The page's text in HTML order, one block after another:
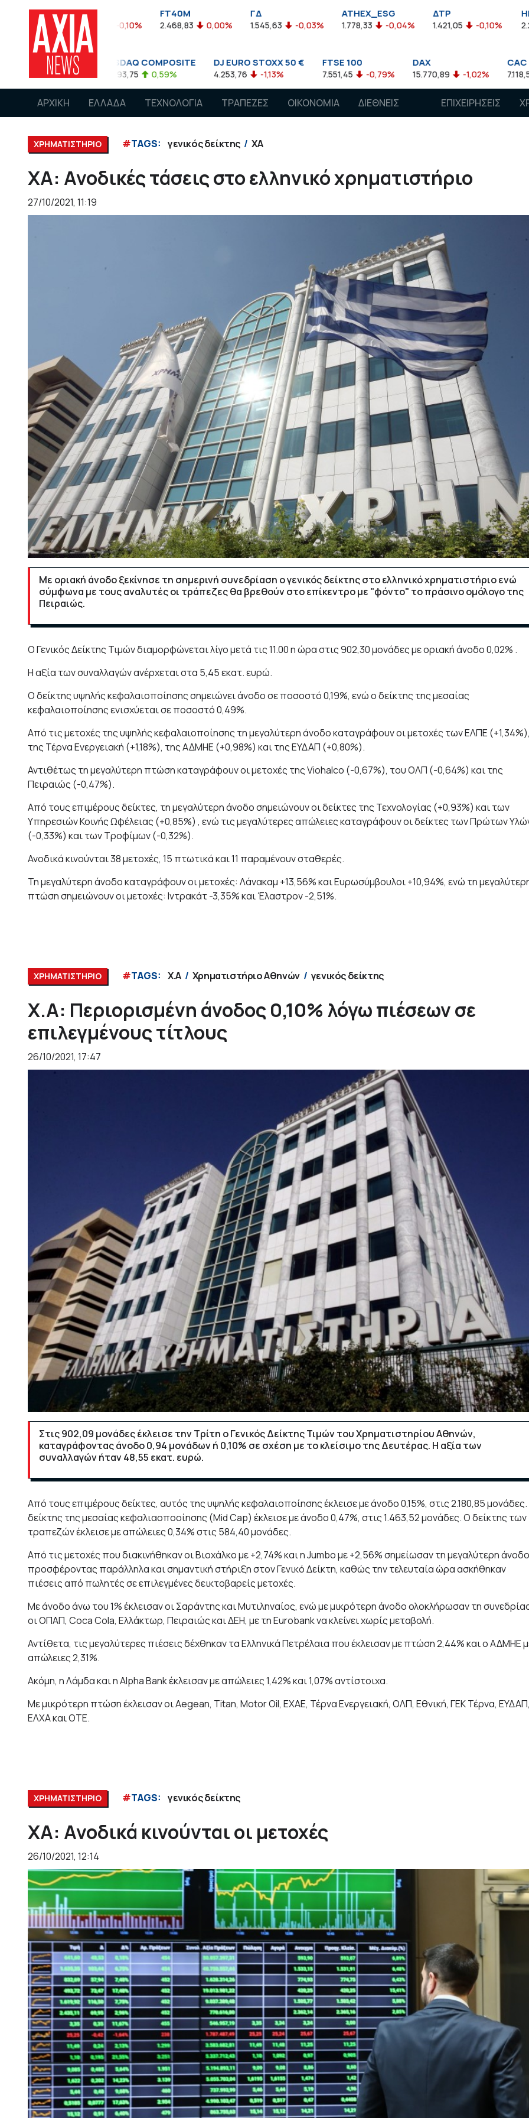
-0,10%
FT40M
2.468,83 0,00%
ΓΔ
1.545,63 -0,03% 1.778,33 -0,04%
ΔΤΡ
1.421,05 -0,10%
HELMSI
2.211,72 0,13%
NASDAQ COMPOSITE
14.893,75
DJ EURO STOXX 50 €
4.253,76
FTSE 100
7.551,45 -0,79%
DAX
15.770,89 -1,02% 7.118,50 -1,15%
ΑΡΧΙΚΗ ΕΛΛΑΔΑ ΤΕΧΝΟΛΟΓΙΑ ΤΡΑΠΕΖΕΣ ΟΙΚΟΝΟΜΙΑ
ΔΙΕΘΝΕΙΣ
ΕΠΙΧΕΙΡΗΣΕΙΣ
ΧΡΗΜΑΤΙΣΤΗΡΙΟ #TAGS: γενικός δείκτης ΧΑ
ΧΑ: Ανοδικές τάσεις στο ελληνικό χρηματιστήριο
27/10/2021, 11:19
Με οριακή άνοδο ξεκίνησε τη σημερινή συνεδρίαση ο γενικός δείκτης στο ελληνικό χρηματιστήριο ενώ
σύμφωνα με τους αναλυτές οι τράπεζες θα βρεθούν στο επίκεντρο με "φόντο" το πράσινο ομόλογο της
Πειραιώς.
O Γενικός Δείκτης Τιμών διαμορφώνεται λίγο μετά τις 11.00 η ώρα στις 902,30 μονάδες με οριακή άνοδο 0,02% .
Η αξία των συναλλαγών ανέρχεται στα 5,45 εκατ. ευρώ.
Ο δείκτης υψηλής κεφαλαιοποίησης σημειώνει άνοδο σε ποσοστό 0,19%, ενώ ο δείκτης της μεσαίας
κεφαλαιοποίησης ενισχύεται σε ποσοστό 0,49%.
Από τις μετοχές της υψηλής κεφαλαιοποίησης τη μεγαλύτερη άνοδο καταγράφουν οι μετοχές των ΕΛΠΕ (+1,34%),
της Τέρνα Ενεργειακή (+1,18%), της ΑΔΜΗΕ (+0,98%) και της ΕΥΔΑΠ (+0,80%).
Αντιθέτως τη μεγαλύτερη πτώση καταγράφουν οι μετοχές της Viohalco (-0,67%), του ΟΛΠ (-0,64%) και της
Πειραιώς (-0,47%).
Από τους επιμέρους δείκτες, τη μεγαλύτερη άνοδο σημειώνουν οι δείκτες της Τεχνολογίας (+0,93%) και των
Υπηρεσιών Κοινής Ωφέλειας (+0,85%) , ενώ τις μεγαλύτερες απώλειες καταγράφουν οι δείκτες των Πρώτων
(-0,33%) και των Τροφίμων (-0,32%).
Ανοδικά κινούνται 38 μετοχές, 15 πτωτικά και 11 παραμένουν σταθερές.
Τη μεγαλύτερη άνοδο καταγράφουν οι μετοχές: Λάνακαμ +13,56% και Ευρωσύμβουλοι +10,94%, ενώ τη
πτώση σημειώνουν οι μετοχές: Ιντρακάτ -3,35% και Έλαστρον -2,51%.
ΧΡΗΜΑΤΙΣΤΗΡΙΟ #TAGS: Χ.Α Χρηματιστήριο Αθηνών γενικός δείκτης
Χ.Α: Περιορισμένη άνοδος 0,10% λόγω πιέσεων σε
επιλεγμένους τίτλους
26/10/2021, 17:47
Στις 902,09 μονάδες έκλεισε την Τρίτη ο Γενικός Δείκτης Τιμών του Χρηματιστηρίου Αθηνών,
καταγράφοντας άνοδο 0,94 μονάδων ή 0,10% σε σχέση με το κλείσιμο της Δευτέρας. Η αξία των
συναλλαγών ήταν 48,55 εκατ. ευρώ.
Από τους επιμέρους δείκτες, αυτός της υψηλής κεφαλαιοποίησης έκλεισε με άνοδο 0,15%, στις 2.180,85
δείκτης της μεσαίας κεφαλιαοποοίησης (Mid Cap) έκλεισε με άνοδο 0,47%, στις 1.463,52 μονάδες. Ο δείκτης των
τραπεζών έκλεισε με απώλειες 0,34% στις 584,40 μονάδες.
Από τις μετοχές που διακινήθηκαν οι Βιοχάλκο με +2,74% και η Jumbo με +2,56% σημείωσαν τη μεγαλύτερη
προσφέροντας παράλληλα και σημαντική στήριξη στον Γενικό Δείκτη, καθώς την τελευταία ώρα ασκήθηκαν
πιέσεις από πωλητές σε επιλεγμένες δεικτοβαρείς μετοχές.
Με άνοδο άνω του 1% έκλεισαν οι Σαράντης και Μυτιληναίος, ενώ με μικρότερη άνοδο ολοκλήρωσαν τη
οι ΟΠΑΠ, Coca Cola, Ελλάκτωρ, Πειραιώς και ΔΕΗ, με τη Eurobank να κλείνει χωρίς μεταβολή.
Αντίθετα, τις μεγαλύτερες πιέσεις δέχθηκαν τα Ελληνικά Πετρέλαια που έκλεισαν με πτώση 2,44% και ο ΑΔΜΗΕ
απώλειες 2,31%.
Ακόμη, η Λάμδα και η Alpha Bank έκλεισαν με απώλειες 1,42% και 1,07% αντίστοιχα.
Με μικρότερη πτώση έκλεισαν οι Aegean, Titan, Motor Oil, ΕΧΑΕ, Τέρνα Ενεργειακή, ΟΛΠ, Εθνική, ΓΕΚ Τέρνα, ΕΥΔΑΠ,
ΕΛΧΑ και ΟΤΕ.
ΧΡΗΜΑΤΙΣΤΗΡΙΟ #TAGS: γενικός δείκτης
ΧΑ: Ανοδικά κινούνται οι μετοχές
26/10/2021, 12:14